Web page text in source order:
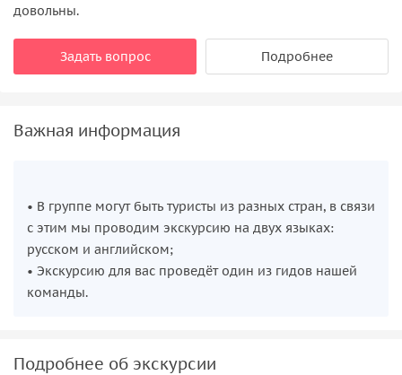
довольны.
Задать вопрос Подробнее
Важная информация
• В группе могут быть туристы из разных стран, в связи
с этим мы проводим экскурсию на двух языках:
русском и английском;
• Экскурсию для вас проведёт один из гидов нашей
команды.
Подробнее об экскурсии